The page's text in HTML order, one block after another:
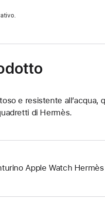
e resistente all’acqua,
di Hermès.
Apple Watch